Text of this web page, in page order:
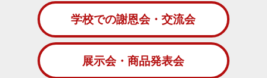
学校での謝恩会・交流会
展示会・商品発表会